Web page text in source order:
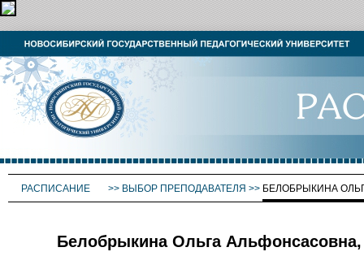
РАСПИСАНИЕ >> ВЫБОР ПРЕПОДАВАТЕЛЯ >> БЕЛОБРЫКИНА
Белобрыкина Ольга